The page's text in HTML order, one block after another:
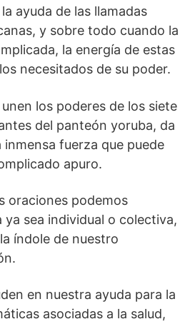
ayuda de las llamadas
y sobre todo cuando la
la energía de estas
necesitados de su poder.
los poderes de los siete
del panteón yoruba, da
fuerza que puede
apuro.
oraciones podemos
ya sea individual o colectiva,
índole de nuestro
en nuestra ayuda para la
asociadas a la salud,